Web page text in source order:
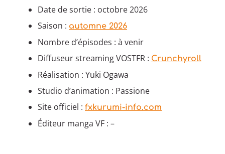
Date de sortie : octobre 2026
Saison : automne 2026
Nombre d’épisodes : à venir
Diffuseur streaming VOSTFR : Crunchyroll
Réalisation : Yuki Ogawa
Studio d’animation : Passione
Site officiel : fxkurumi-info.com
Éditeur manga VF : –